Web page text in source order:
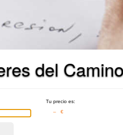
del
Tu precio es:
– €